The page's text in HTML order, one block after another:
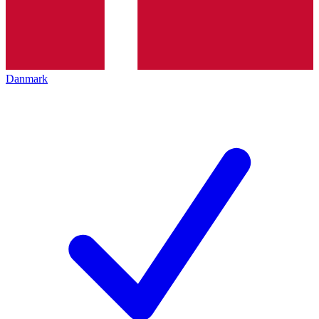
Danmark